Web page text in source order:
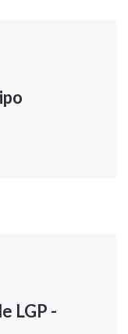
LGP -